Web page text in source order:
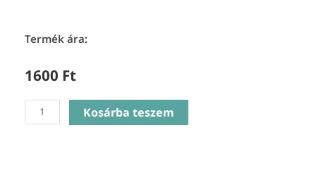
Termék ára:
1600 Ft
Oenothera
Speciosa
Kosárba teszem